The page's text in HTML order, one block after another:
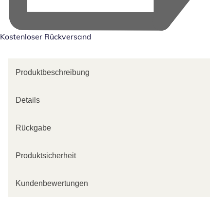
Kostenloser Rückversand
Produktbeschreibung
Details
Rückgabe
Produktsicherheit
Kundenbewertungen